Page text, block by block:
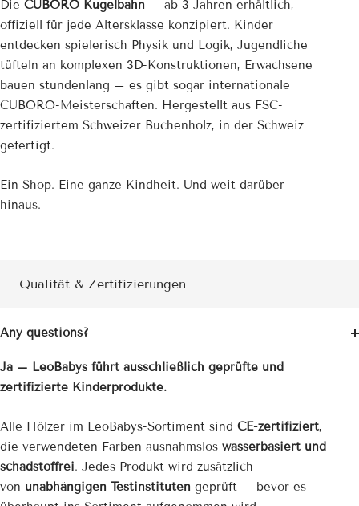
Die CUBORO Kugelbahn – ab 3 Jahren erhältlich,
offiziell für jede Altersklasse konzipiert. Kinder
entdecken spielerisch Physik und Logik, Jugendliche
tüfteln an komplexen 3D-Konstruktionen, Erwachsene
bauen stundenlang – es gibt sogar internationale
CUBORO-Meisterschaften. Hergestellt aus FSC-
zertifiziertem Schweizer Buchenholz, in der Schweiz
gefertigt.
Ein Shop. Eine ganze Kindheit. Und weit darüber
hinaus.
Qualität & Zertifizierungen
Any questions?
Ja – LeoBabys führt ausschließlich geprüfte und
zertifizierte Kinderprodukte.
Alle Hölzer im LeoBabys-Sortiment sind CE-zertifiziert,
die verwendeten Farben ausnahmslos wasserbasiert und
schadstoffrei. Jedes Produkt wird zusätzlich
von unabhängigen Testinstituten geprüft – bevor es